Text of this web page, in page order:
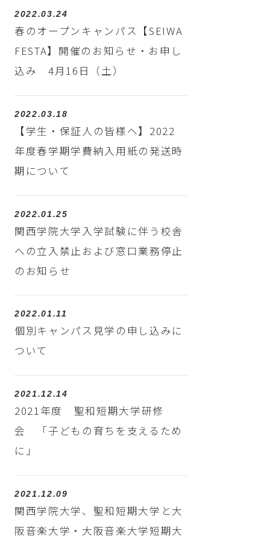
2022.03.24
春のオープンキャンパス【SEIWA
FESTA】開催のお知らせ・お申し
込み 4月16日（土）
2022.03.18
【学生・保証人の皆様へ】2022
年度春学期学費納入用紙の発送時
期について
2022.01.25
関西学院大学入学試験に伴う校舎
への立入禁止および窓口業務停止
のお知らせ
2022.01.11
個別キャンパス見学の申し込みに
ついて
2021.12.14
2021年度 聖和短期大学研修
会 「子どもの育ちを支えるため
に」
2021.12.09
関西学院大学、聖和短期大学と大
阪音楽大学・大阪音楽大学短期大